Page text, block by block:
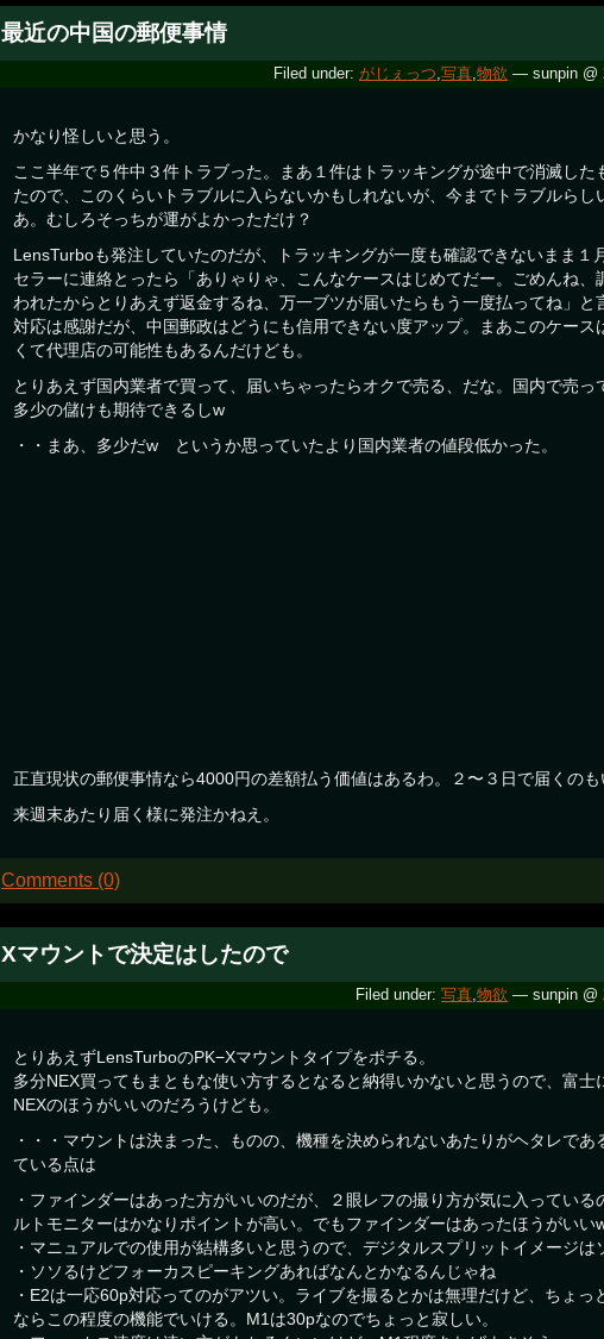
最近の中国の郵便事情
Filed under: がじぇっつ 写真 物欲 — sunpin @
かなり怪しいと思う。
ここ半年で５件中３件トラブった。まあ１件はトラッキングが途中で消滅した
たので、このくらいトラブルに入らないかもしれないが、今までトラブルらし
あ。むしろそっちが運がよかっただけ？
LensTurboも発注していたのだが、トラッキングが一度も確認できないまま１
セラーに連絡とったら「ありゃりゃ、こんなケースはじめてだー。ごめんね、
われたからとりあえず返金するね、万一ブツが届いたらもう一度払ってね」と
対応は感謝だが、中国郵政はどうにも信用できない度アップ。まあこのケース
くて代理店の可能性もあるんだけども。
とりあえず国内業者で買って、届いちゃったらオクで売る、だな。国内で売っ
多少の儲けも期待できるしw
・・まあ、多少だw というか思っていたより国内業者の値段低かった。
正直現状の郵便事情なら4000円の差額払う価値はあるわ。２〜３日で届くのも
来週末あたり届く様に発注かねえ。
Comments (0)
Xマウントで決定はしたので
Filed under: 写真,物欲 — sunpin @
とりあえずLensTurboのPK−Xマウントタイプをポチる。
多分NEX買ってもまともな使い方するとなると納得いかないと思うので、富士
NEXのほうがいいのだろうけども。
・・・マウントは決まった、ものの、機種を決められないあたりがヘタレであ
ている点は
・ファインダーはあった方がいいのだが、２眼レフの撮り方が気に入ってい
ルトモニターはかなりポイントが高い。でもファインダーはあったほうがいい
・マニュアルでの使用が結構多いと思うので、デジタルスプリットイメージは
・ソソるけどフォーカスピーキングあればなんとかなるんじゃね
・E2は一応60p対応ってのがアツい。ライブを撮るとかは無理だけど、ちょっ
ならこの程度の機能でいける。M1は30pなのでちょっと寂しい。